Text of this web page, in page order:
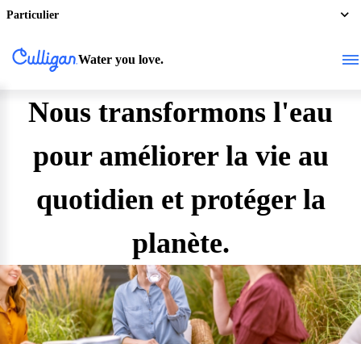
Particulier
Water you love.
Nous transformons l'eau
pour améliorer la vie au
quotidien et protéger la
planète.